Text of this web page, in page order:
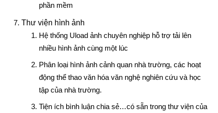
phần mềm
Thư viện hình ảnh
Hệ thống Uload ảnh chuyên nghiệp hỗ trợ tải lên
nhiều hình ảnh cùng một lúc
Phân loại hình ảnh cảnh quan nhà trường, các hoạt
động thể thao văn hóa văn nghệ nghiên cứu và học
tập của nhà trường.
Tiện ích bình luận chia sẻ…có sẵn trong thư viện của